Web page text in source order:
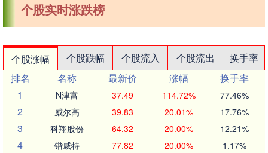
个股实时涨跌榜
个股涨幅 个股跌幅 个股流入 个股流出
换手率
排名
名称 最新价 涨幅
换手率
1
N津富 37.49 114.72% 77.46%
2 威尔高 39.83 20.01% 17.76%
3 科翔股份 64.32 20.00% 12.21%
4 锴威特 77.82 20.00% 1.17%